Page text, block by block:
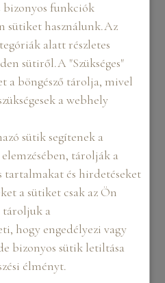
bizonyos funkciók
sütiket használunk.Az
alatt részletes
sütiről.A "Szükséges"
a böngésző tárolja, mivel
a webhely
sütik segítenek a
tárolják a
tartalmakat és hirdetéseket
a sütiket csak az Ön
tároljuk a
hogy engedélyezi vagy
bizonyos sütik letiltása
élményt.
: Nézd meg a fotós